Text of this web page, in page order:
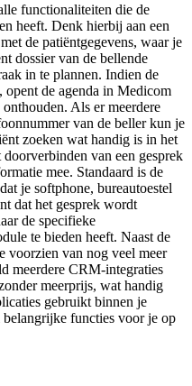
functionaliteiten die de
heeft. Denk hierbij aan een
de patiëntgegevens, waar je
dossier van de bellende
in te plannen. Indien de
opent de agenda in Medicom
Als er meerdere
van de beller kun je
zoeken wat handig is in het
van een gesprek
mee. Standaard is de
je softphone, bureautoestel
dat het gesprek wordt
de specifieke
te bieden heeft. Naast de
voorzien van nog veel meer
meerdere CRM-integraties
meerprijs, wat handig
gebruikt binnen je
belangrijke functies voor je op